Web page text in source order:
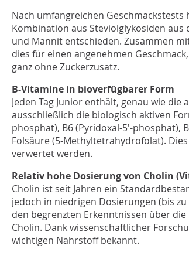
Nach umfangreichen Geschmackstests
Kombination aus Steviolglykosiden aus
und Mannit entschieden. Zusammen
dies für einen angenehmen
ganz ohne Zuckerzusatz.
B-Vitamine in bioverfügbarer Form
Jeden Tag Junior enthält, genau wie
ausschließlich die biologisch aktiven
phosphat), B6 (Pyridoxal-5'-phosphat),
Folsäure (5-Methyltetrahydrofolat).
verwertet werden.
Relativ hohe Dosierung von Cholin
Cholin ist seit Jahren ein
jedoch in niedrigen Dosierungen (bis
den begrenzten Erkenntnissen über
Cholin. Dank wissenschaftlicher
wichtigen Nährstoff bekannt.